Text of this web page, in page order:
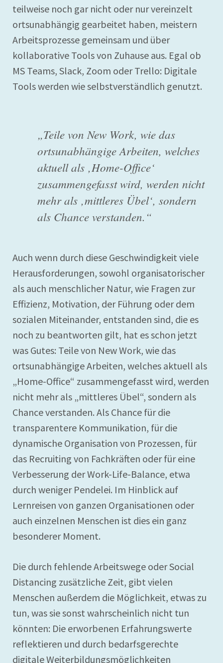
teilweise noch gar nicht oder nur vereinzelt
ortsunabhängig gearbeitet haben, meistern
Arbeitsprozesse gemeinsam und über
kollaborative Tools von Zuhause aus. Egal ob
MS Teams, Slack, Zoom oder Trello: Digitale
Tools werden wie selbstverständlich genutzt.
„Teile von New Work, wie das
ortsunabhängige Arbeiten, welches
aktuell als ‚Home-Office‘
zusammengefasst wird, werden nicht
mehr als ‚mittleres Übel‘, sondern
als Chance verstanden.“
Auch wenn durch diese Geschwindigkeit viele
Herausforderungen, sowohl organisatorischer
als auch menschlicher Natur, wie Fragen zur
Effizienz, Motivation, der Führung oder dem
sozialen Miteinander, entstanden sind, die es
noch zu beantworten gilt, hat es schon jetzt
was Gutes: Teile von New Work, wie das
ortsunabhängige Arbeiten, welches aktuell als
„Home-Office“ zusammengefasst wird, werden
nicht mehr als „mittleres Übel“, sondern als
Chance verstanden. Als Chance für die
transparentere Kommunikation, für die
dynamische Organisation von Prozessen, für
das Recruiting von Fachkräften oder für eine
Verbesserung der Work-Life-Balance, etwa
durch weniger Pendelei. Im Hinblick auf
Lernreisen von ganzen Organisationen oder
auch einzelnen Menschen ist dies ein ganz
besonderer Moment.
Die durch fehlende Arbeitswege oder Social
Distancing zusätzliche Zeit, gibt vielen
Menschen außerdem die Möglichkeit, etwas zu
tun, was sie sonst wahrscheinlich nicht tun
könnten: Die erworbenen Erfahrungswerte
reflektieren und durch bedarfsgerechte
digitale Weiterbildungsmöglichkeiten